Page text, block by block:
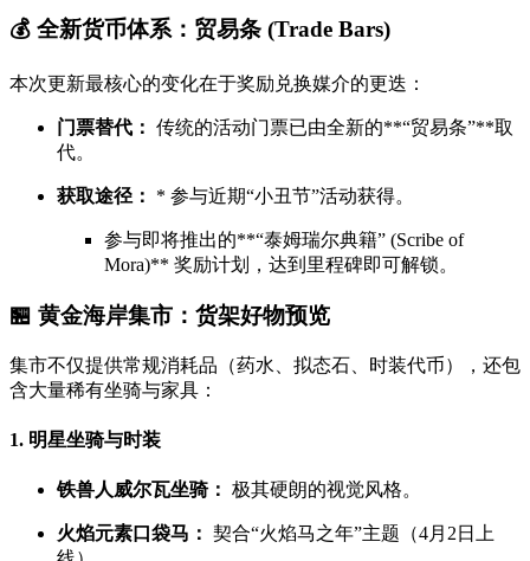
💰 全新货币体系：贸易条 (Trade Bars)
本次更新最核心的变化在于奖励兑换媒介的更迭：
门票替代： 传统的活动门票已由全新的**“贸易条”**取
代。
获取途径： * 参与近期“小丑节”活动获得。
参与即将推出的**“泰姆瑞尔典籍” (Scribe of
Mora)** 奖励计划，达到里程碑即可解锁。
🏪 黄金海岸集市：货架好物预览
集市不仅提供常规消耗品（药水、拟态石、时装代币），还包
含大量稀有坐骑与家具：
1. 明星坐骑与时装
铁兽人威尔瓦坐骑： 极其硬朗的视觉风格。
火焰元素口袋马： 契合“火焰马之年”主题（4月2日上